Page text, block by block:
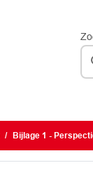
Bijlage 1 -